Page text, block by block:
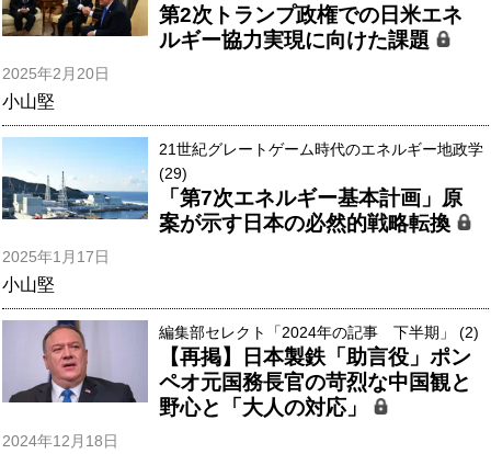
第2次トランプ政権での日米エネ
ルギー協力実現に向けた課題
2025年2月20日
小山堅
21世紀グレートゲーム時代のエネルギー地政学
(29)
「第7次エネルギー基本計画」原
案が示す日本の必然的戦略転換
2025年1月17日
小山堅
編集部セレクト「2024年の記事 下半期」 (2)
【再掲】日本製鉄「助言役」ポン
ペオ元国務長官の苛烈な中国観と
野心と「大人の対応」
2024年12月18日